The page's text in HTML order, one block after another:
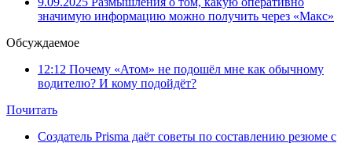
значимую информацию можно получить через «Макс»
Обсуждаемое
12:12 Почему «Атом» не подошёл мне как обычному
водителю? И кому подойдёт?
Почитать
Создатель Prisma даёт советы по составлению резюме с